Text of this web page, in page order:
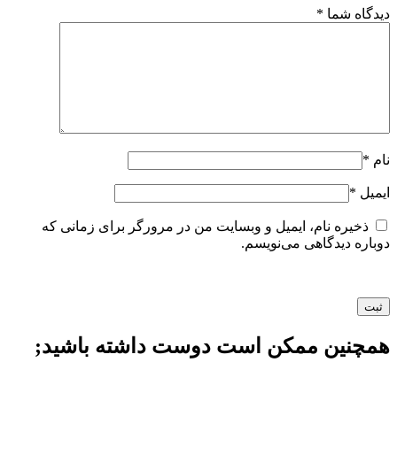
دیدگاه شما *
نام *
ایمیل *
ذخیره نام، ایمیل و وبسایت من در مرورگر برای زمانی که
دوباره دیدگاهی می‌نویسم.
همچنین ممکن است دوست داشته باشید;